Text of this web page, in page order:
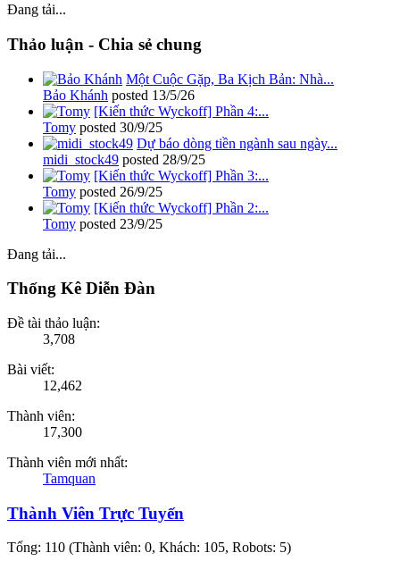
Đang tải...
Thảo luận - Chia sẻ chung
Một Cuộc Gặp, Ba Kịch Bản: Nhà...
Bảo Khánh posted 13/5/26
[Kiến thức Wyckoff] Phần 4:...
Tomy posted 30/9/25
Dự báo dòng tiền ngành sau ngày...
midi_stock49 posted 28/9/25
[Kiến thức Wyckoff] Phần 3:...
Tomy posted 26/9/25
[Kiến thức Wyckoff] Phần 2:...
Tomy posted 23/9/25
Đang tải...
Thống Kê Diễn Đàn
Đề tài thảo luận:
3,708
Bài viết:
12,462
Thành viên:
17,300
Thành viên mới nhất:
Tamquan
Thành Viên Trực Tuyến
Tổng: 110 (Thành viên: 0, Khách: 105, Robots: 5)